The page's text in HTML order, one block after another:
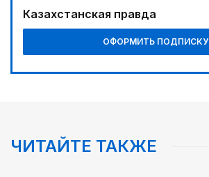
Казахстанская правда
ОФОРМИТЬ ПОДПИСКУ
ЧИТАЙТЕ ТАКЖЕ